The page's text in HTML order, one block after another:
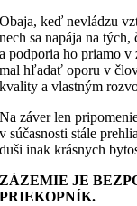
Obaja, keď nevládzu
nech sa napája na
a podporia ho priamo
mal hľadať oporu v
kvality a vlastným
Na záver len
v súčasnosti stále
duši inak krásnych
ZÁZEMIE JE
PRIEKOPNÍK.